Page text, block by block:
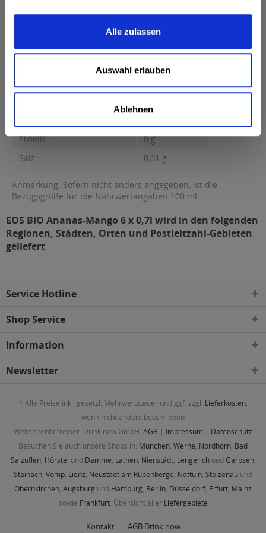
Alle zulassen
Auswahl erlauben
Ablehnen
Eiweiß
0 g
Salz
0,01 g
Anmerkung: Sofern nicht anders angegeben, ist die
Bezugsgröße für die Nährwertangaben 100 ml
EOS BIO Ananas-Mango 6 x 0,7l wird in den folgenden
Regionen, Städten, Orten und Postleitzahl-Gebieten
geliefert
Service Hotline
Shop Service
Information
Newsletter
* Alle Preise inkl. gesetzl. Mehrwertsteuer und ggf. zzgl. Lieferkosten,
wenn nicht anders beschrieben
Webseitenbetreiber: Drink now GmbH: AGB | Impressum | Datenschutz
Besuchen Sie auch unsere Shops in: München, Werne, Nordhorn, Bad
Salzuflen, Hörstel und Damme, Lathen, Nienstädt, Lengerichund Garbsen,
Stainach, Vomp, Lienz, Neustadt am Rübenberge, Nottuln, Stolzenau und
Obernkirchen, Augsburg und Hamburg, Berlin, Düsseldorf, Erfurt, Mainz
sowie Frankfurt. Übersicht aller Liefergebiete
Kontakt AGB Drink now